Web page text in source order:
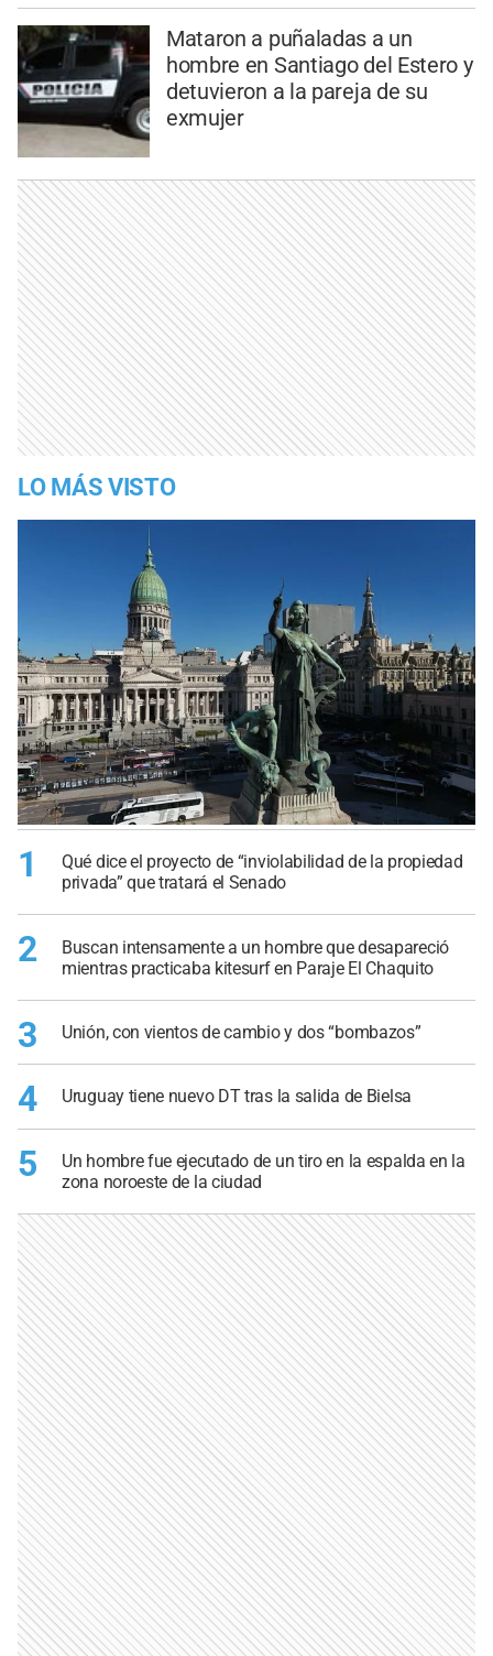
Mataron a puñaladas a un
hombre en Santiago del Estero y
detuvieron a la pareja de su
exmujer
LO MÁS VISTO
1
Qué dice el proyecto de “inviolabilidad de la propiedad
privada” que tratará el Senado
2
Buscan intensamente a un hombre que desapareció
mientras practicaba kitesurf en Paraje El Chaquito
3 Unión, con vientos de cambio y dos “bombazos”
4 Uruguay tiene nuevo DT tras la salida de Bielsa
5
Un hombre fue ejecutado de un tiro en la espalda en la
zona noroeste de la ciudad